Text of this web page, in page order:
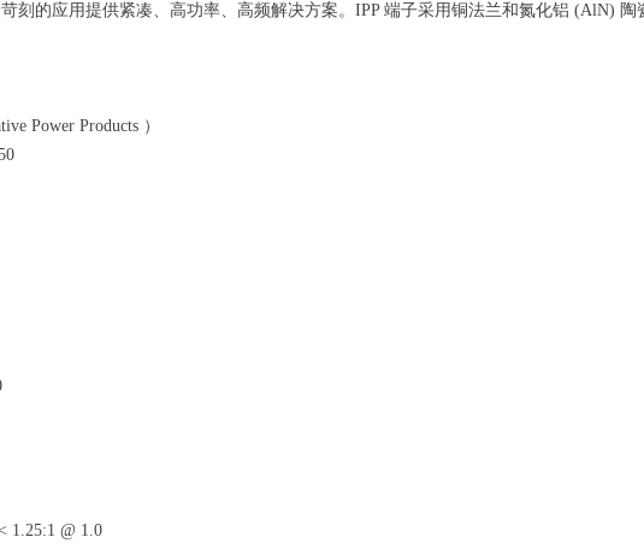
刻的应用提供紧凑、高功率、高频解决方案。IPP 端子采用铜法兰和氮化铝 (AlN) 陶
Products ）
@ 1.0